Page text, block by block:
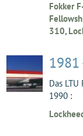
Fokker
310,
1981
Das
1990 :